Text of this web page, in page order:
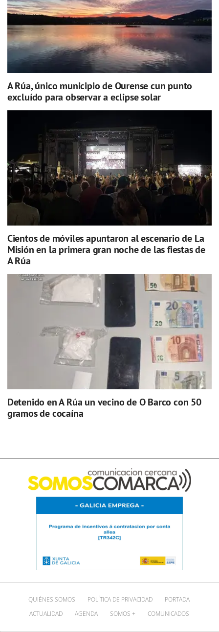
A Rúa, único municipio de Ourense cun punto
excluído para observar a eclipse solar
Cientos de móviles apuntaron al escenario de La
Misión en la primera gran noche de las fiestas de
A Rúa
Detenido en A Rúa un vecino de O Barco con 50
gramos de cocaína
QUIÉNES SOMOS POLÍTICA DE PRIVACIDAD
PORTADA
ACTUALIDAD
AGENDA SOMOS + COMUNICADOS